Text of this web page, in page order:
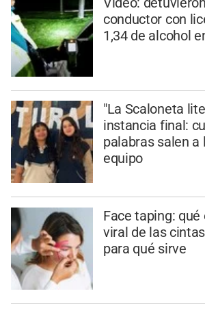
conductor con
1,34 de alcohol
"La Scaloneta
instancia final:
palabras salen a
equipo
Face taping:
viral de las
para qué sirve